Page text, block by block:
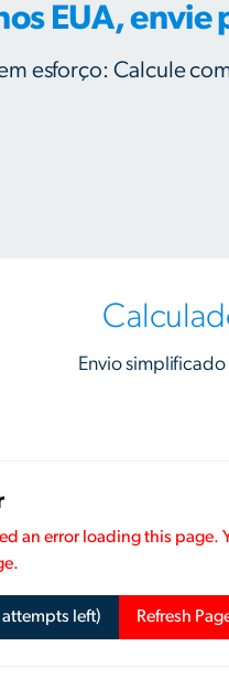
EUA, envie
esforço: Calcule
Envio